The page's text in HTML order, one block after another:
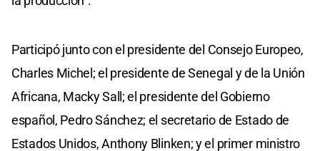
Participó junto con el presidente del Consejo Europeo,
Charles Michel; el presidente de Senegal y de la Unión
Africana, Macky Sall; el presidente del Gobierno
español, Pedro Sánchez; el secretario de Estado de
Estados Unidos, Anthony Blinken; y el primer ministro